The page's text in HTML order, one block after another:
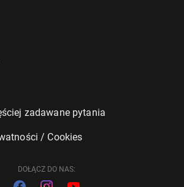
zadawane pytania
/ Cookies
DOŁĄCZ DO NAS: